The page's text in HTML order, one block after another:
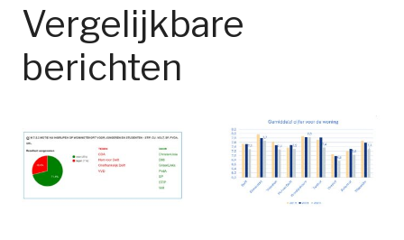
Vergelijkbare
berichten